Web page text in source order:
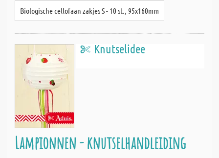
Biologische cellofaan zakjes S - 10 st., 95x160mm
Knutselidee
Lampionnen - knutselhandleiding